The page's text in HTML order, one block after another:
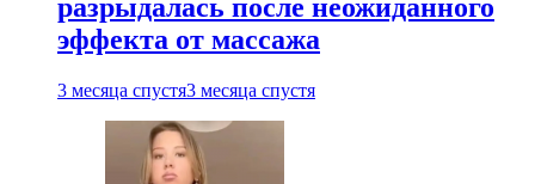
разрыдалась после неожиданного
эффекта от массажа
3 месяца спустя3 месяца спустя